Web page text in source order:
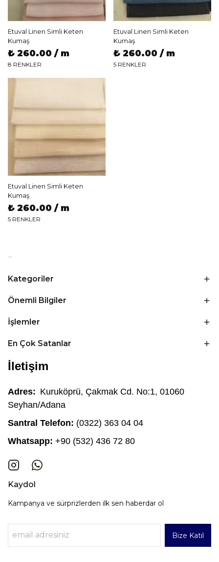
Etuval Linen Simli Keten
Kumaş
₺ 260.00 / m
8 RENKLER
Etuval Linen Simli Keten
Kumaş
₺ 260.00 / m
5 RENKLER
Etuval Linen Simli Keten
Kumaş
₺ 260.00 / m
5 RENKLER
Kategoriler
Önemli Bilgiler
İşlemler
En Çok Satanlar
İletişim
Adres: Kuruköprü, Çakmak Cd. No:1, 01060
Seyhan/Adana
Santral Telefon: (0322) 363 04 04
Whatsapp: +90 (532) 436 72 80
Kaydol
Kampanya ve sürprizlerden ilk sen haberdar ol
Bize Katıl